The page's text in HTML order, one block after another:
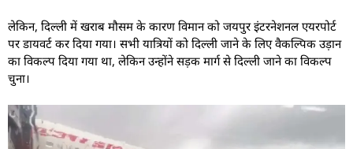
लेकिन, दिल्ली में खराब मौसम के कारण विमान को जयपुर इंटरनेशनल एयरपोर्ट
पर डायवर्ट कर दिया गया। सभी यात्रियों को दिल्ली जाने के लिए वैकल्पिक उड़ान
का विकल्प दिया गया था, लेकिन उन्होंने सड़क मार्ग से दिल्ली जाने का विकल्प
चुना।